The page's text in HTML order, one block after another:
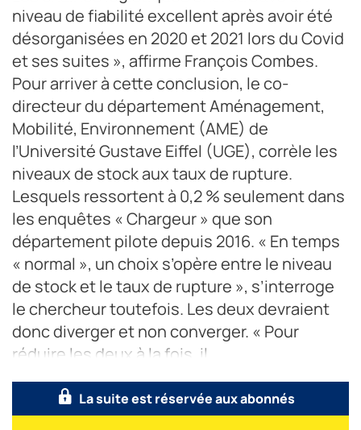
niveau de fiabilité excellent après avoir été
désorganisées en 2020 et 2021 lors du Covid
et ses suites », affirme François Combes.
Pour arriver à cette conclusion, le co-
directeur du département Aménagement,
Mobilité, Environnement (AME) de
l’Université Gustave Eiffel (UGE), corrèle les
niveaux de stock aux taux de rupture.
Lesquels ressortent à 0,2 % seulement dans
les enquêtes « Chargeur » que son
département pilote depuis 2016. « En temps
« normal », un choix s’opère entre le niveau
de stock et le taux de rupture », s’interroge
le chercheur toutefois. Les deux devraient
donc diverger et non converger. « Pour
réduire les deux à la fois, il
La suite est réservée aux abonnés